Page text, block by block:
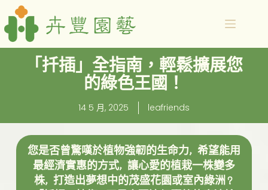
「扦插」全指南，輕鬆擴展您
的綠色王國！
14 5 月, 2025 leafriends
您是否曾驚嘆於植物強韌的生命力，希望能用
最經濟實惠的方式，讓心愛的植栽一株變多
株，打造出夢想中的茂盛花園或室內綠洲？